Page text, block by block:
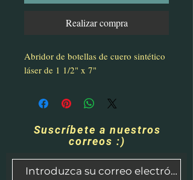
Realizar compra
Abridor de botellas de cuero sintético
láser de 1 1/2" x 7"
Suscríbete a nuestros
correos :)